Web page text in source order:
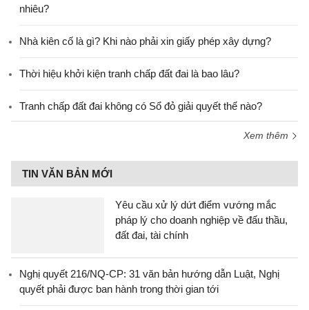
nhiêu?
Nhà kiên cố là gì? Khi nào phải xin giấy phép xây dựng?
Thời hiệu khởi kiện tranh chấp đất đai là bao lâu?
Tranh chấp đất đai không có Sổ đỏ giải quyết thế nào?
Xem thêm
TIN VĂN BẢN MỚI
Yêu cầu xử lý dứt điểm vướng mắc
pháp lý cho doanh nghiệp về đấu thầu,
đất đai, tài chính
Nghị quyết 216/NQ-CP: 31 văn bản hướng dẫn Luật, Nghị
quyết phải được ban hành trong thời gian tới